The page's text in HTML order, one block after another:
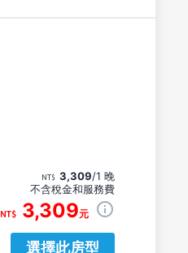
3,309/1 晚
不含稅金和服務費
3,309元
選擇此房型